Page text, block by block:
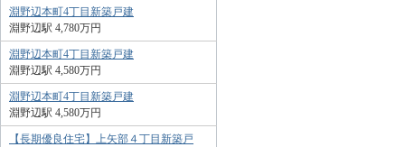
淵野辺本町4丁目新築戸建
淵野辺駅 4,780万円
淵野辺本町4丁目新築戸建
淵野辺駅 4,580万円
淵野辺本町4丁目新築戸建
淵野辺駅 4,580万円
【長期優良住宅】上矢部４丁目新築戸